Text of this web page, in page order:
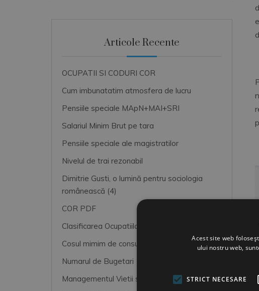
Articole Recente
OCUPATII SI CODURI COR
Cum imbunatatim atmosfera de lucru
Pensiile speciale MApN+MAI+SRI
Salariul Minim Brut pe tara
Pensiile speciale ale magistratilor
Nivelul de trai rezonabil
Dimitrie Gusti, o lumină pentru sociologia
românească (4)
COR PDF
Clasificarea Ocupatiilor din Romania (COR)
Cosul mimim de consum pentru un trai decent
Numarul de Bugetari
Managementul Vietii si al Resurselor Umane
Acest site web
ului nostru web,
STRICT NECESARE